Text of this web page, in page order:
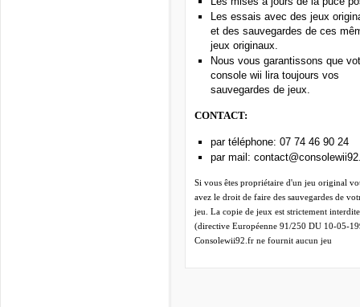
Les essais avec des jeux
et des sauvegardes de ces
jeux originaux.
Nous vous garantissons que
console wii lira toujours vos
sauvegardes de jeux.
CONTACT:
par téléphone: 07 74 46 90 24
par mail:
Si vous êtes propriétaire d'un jeu original
avez le droit de faire des sauvegardes de
jeu. La copie de jeux est strictement interdite
(directive Européenne 91/250 DU 10-05-
Consolewii92.fr ne fournit aucun jeu